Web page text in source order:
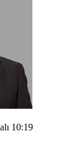
10:19